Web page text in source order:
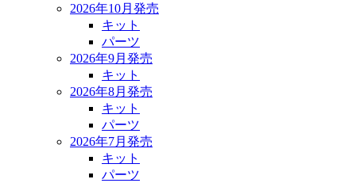
2026年10月発売
キット
パーツ
2026年9月発売
キット
2026年8月発売
キット
パーツ
2026年7月発売
キット
パーツ